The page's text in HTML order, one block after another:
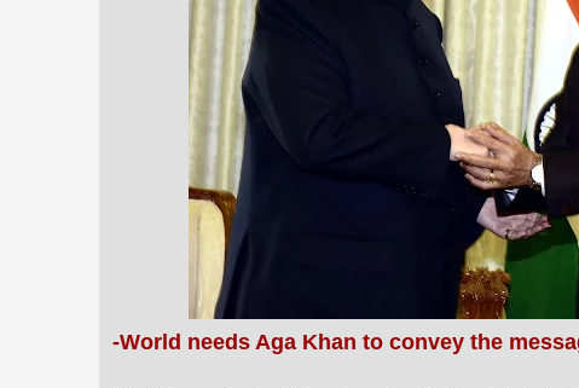
-World needs Aga Khan to convey the